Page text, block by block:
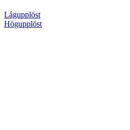
Lågupplöst
Högupplöst